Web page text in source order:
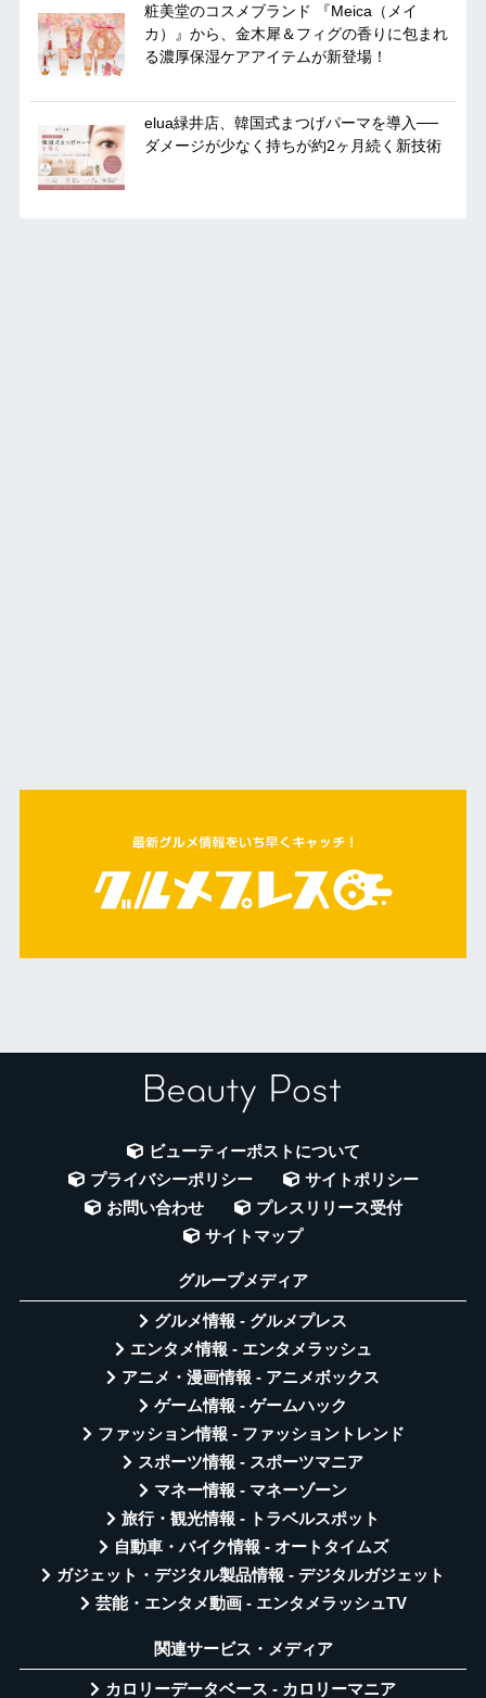
粧美堂のコスメブランド 『Meica（メイ
カ）』から、金木犀＆フィグの香りに包まれ
る濃厚保湿ケアアイテムが新登場！
elua緑井店、韓国式まつげパーマを導入──
ダメージが少なく持ちが約2ヶ月続く新技術
ビューティーポストについて
プライバシーポリシー
サイトポリシー
お問い合わせ
プレスリリース受付
サイトマップ
グループメディア
グルメ情報 - グルメプレス
エンタメ情報 - エンタメラッシュ
アニメ・漫画情報 - アニメボックス
ゲーム情報 - ゲームハック
ファッション情報 - ファッショントレンド
スポーツ情報 - スポーツマニア
マネー情報 - マネーゾーン
旅行・観光情報 - トラベルスポット
自動車・バイク情報 - オートタイムズ
ガジェット・デジタル製品情報 - デジタルガジェット
芸能・エンタメ動画 - エンタメラッシュTV
関連サービス・メディア
カロリーデータベース - カロリーマニア